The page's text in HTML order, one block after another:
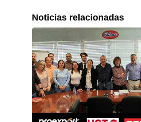
Noticias relacionadas